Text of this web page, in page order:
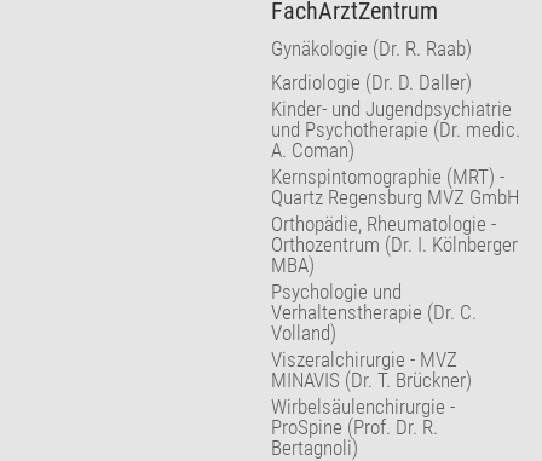
FachArztZentrum
Gynäkologie (Dr. R. Raab)
Kardiologie (Dr. D. Daller)
Kinder- und Jugendpsychiatrie
und Psychotherapie (Dr. medic.
A. Coman)
Kernspintomographie (MRT) -
Quartz Regensburg MVZ GmbH
Orthopädie, Rheumatologie -
Orthozentrum (Dr. I. Kölnberger
MBA)
Psychologie und
Verhaltenstherapie (Dr. C.
Volland)
Viszeralchirurgie - MVZ
MINAVIS (Dr. T. Brückner)
Wirbelsäulenchirurgie -
ProSpine (Prof. Dr. R.
Bertagnoli)